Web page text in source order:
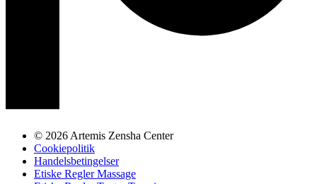
© 2026 Artemis Zensha Center
Cookiepolitik
Handelsbetingelser
Etiske Regler Massage